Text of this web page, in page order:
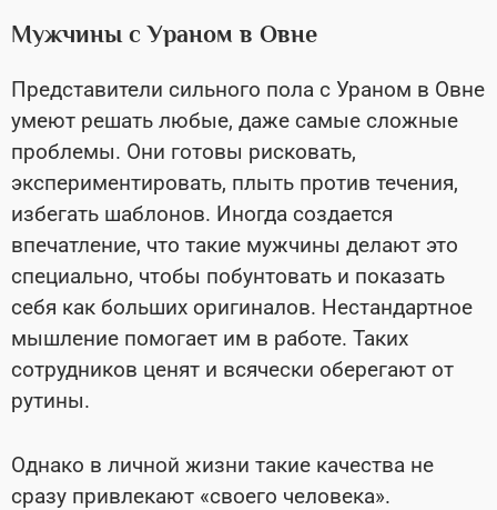
Мужчины с Ураном в Овне
Представители сильного пола с Ураном в Овне
умеют решать любые, даже самые сложные
проблемы. Они готовы рисковать,
экспериментировать, плыть против течения,
избегать шаблонов. Иногда создается
впечатление, что такие мужчины делают это
специально, чтобы побунтовать и показать
себя как больших оригиналов. Нестандартное
мышление помогает им в работе. Таких
сотрудников ценят и всячески оберегают от
рутины.
Однако в личной жизни такие качества не
сразу привлекают «своего человека».